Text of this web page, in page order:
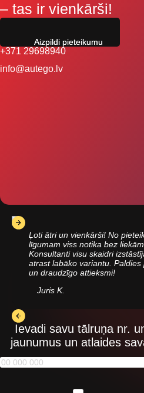
– tas ir vienkārši!
+371 29698940
info@autego.lv
Ļoti ātri un vienkārši! No
līgumam viss notika bez
Konsultanti visu skaidri
atrast labāko variantu. Paldies
un draudzīgo attieksmi!
Juris K.
Ievadi savu tālruņa nr.
jaunumus un atlaides